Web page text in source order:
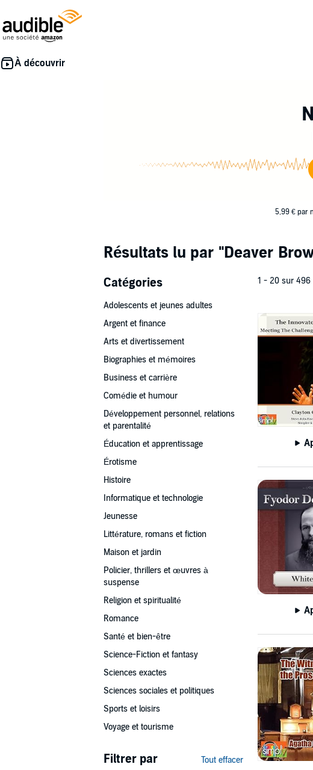
5,99 € par
Résultats lu par "Deaver
Catégories
Adolescents et jeunes adultes
Argent et finance
Arts et divertissement
Biographies et mémoires
Business et carrière
Comédie et humour
Développement personnel, relations
et parentalité
Éducation et apprentissage
Érotisme
Histoire
Informatique et technologie
Jeunesse
Littérature, romans et fiction
Maison et jardin
Policier, thrillers et œuvres à
suspense
Religion et spiritualité
Romance
Santé et bien-être
Science-Fiction et fantasy
Sciences exactes
Sciences sociales et politiques
Sports et loisirs
Voyage et tourisme
Filtrer par Tout effacer
1 - 20 sur 496